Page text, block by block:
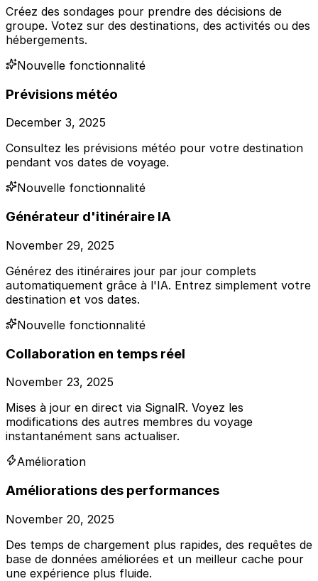
Créez des sondages pour prendre des décisions de
groupe. Votez sur des destinations, des activités ou des
hébergements.
Nouvelle fonctionnalité
Prévisions météo
December 3, 2025
Consultez les prévisions météo pour votre destination
pendant vos dates de voyage.
Nouvelle fonctionnalité
Générateur d'itinéraire IA
November 29, 2025
Générez des itinéraires jour par jour complets
automatiquement grâce à l'IA. Entrez simplement votre
destination et vos dates.
Nouvelle fonctionnalité
Collaboration en temps réel
November 23, 2025
Mises à jour en direct via SignalR. Voyez les
modifications des autres membres du voyage
instantanément sans actualiser.
Amélioration
Améliorations des performances
November 20, 2025
Des temps de chargement plus rapides, des requêtes de
base de données améliorées et un meilleur cache pour
une expérience plus fluide.